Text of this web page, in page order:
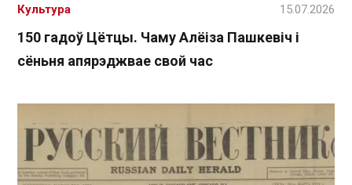
150 гадоў Цётцы. Чаму Алёіза Пашкевіч і
сёньня апярэджвае свой час
Культура 15.07.2026